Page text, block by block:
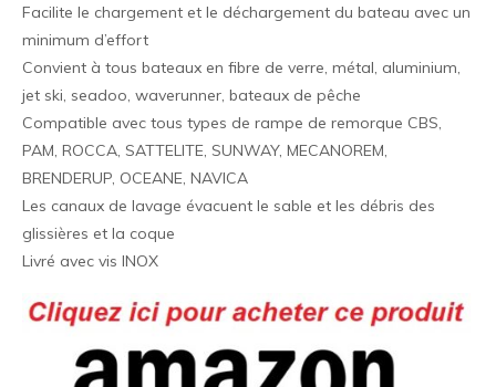
Facilite le chargement et le déchargement du bateau avec un
minimum d’effort
Convient à tous bateaux en fibre de verre, métal, aluminium,
jet ski, seadoo, waverunner, bateaux de pêche
Compatible avec tous types de rampe de remorque CBS,
PAM, ROCCA, SATTELITE, SUNWAY, MECANOREM,
BRENDERUP, OCEANE, NAVICA
Les canaux de lavage évacuent le sable et les débris des
glissières et la coque
Livré avec vis INOX